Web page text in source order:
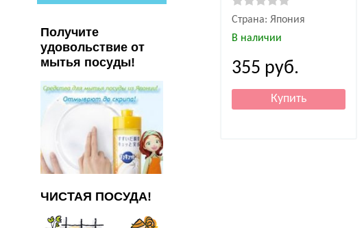
Получите
удовольствие от
мытья посуды!
ЧИСТАЯ ПОСУДА!
Страна: Япония
В наличии
355 руб.